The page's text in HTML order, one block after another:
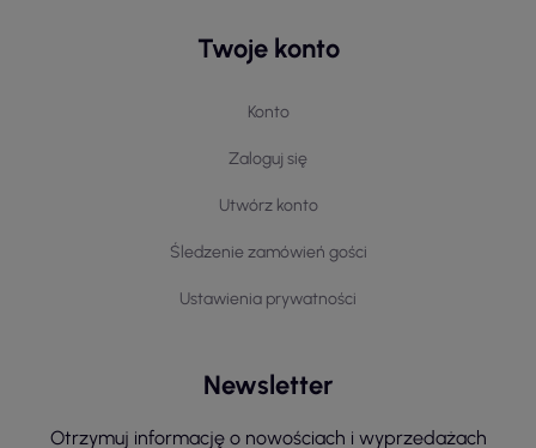
Twoje konto
Konto
Zaloguj się
Utwórz konto
Śledzenie zamówień gości
Ustawienia prywatności
Newsletter
Otrzymuj informację o nowościach i wyprzedażach